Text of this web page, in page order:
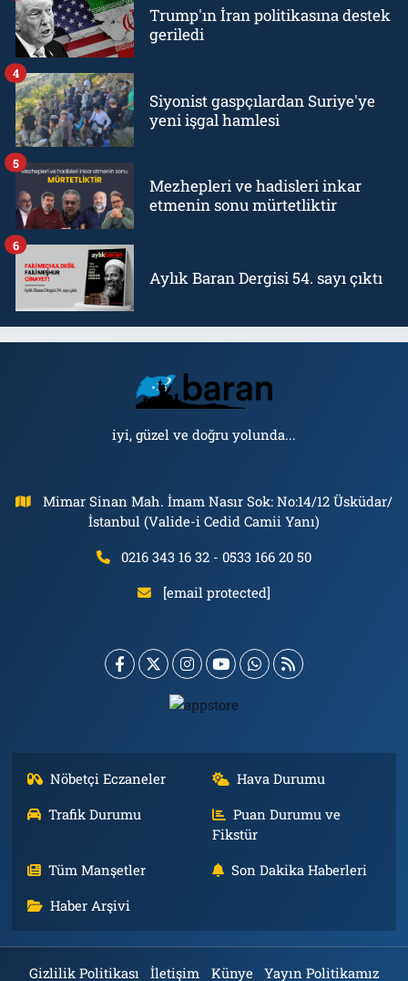
Trump'ın İran politikasına destek
geriledi
Siyonist gaspçılardan Suriye'ye
yeni işgal hamlesi
4
Mezhepleri ve hadisleri inkar
etmenin sonu mürtetliktir
5
Aylık Baran Dergisi 54. sayı çıktı
6
iyi, güzel ve doğru yolunda...
Mimar Sinan Mah. İmam Nasır Sok: No:14/12 Üsküdar/
İstanbul (Valide-i Cedid Camii Yanı)
0216 343 16 32 - 0533 166 20 50
[email protected]
Nöbetçi Eczaneler
Hava Durumu
Trafik Durumu
Puan Durumu ve
Fikstür
Tüm Manşetler
Son Dakika Haberleri
Haber Arşivi
Gizlilik Politikası İletişim Künye Yayın Politikamız